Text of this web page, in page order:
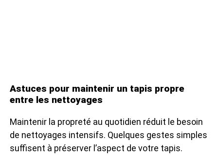
Astuces pour maintenir un tapis propre
entre les nettoyages
Maintenir la propreté au quotidien réduit le besoin
de nettoyages intensifs. Quelques gestes simples
suffisent à préserver l’aspect de votre tapis.